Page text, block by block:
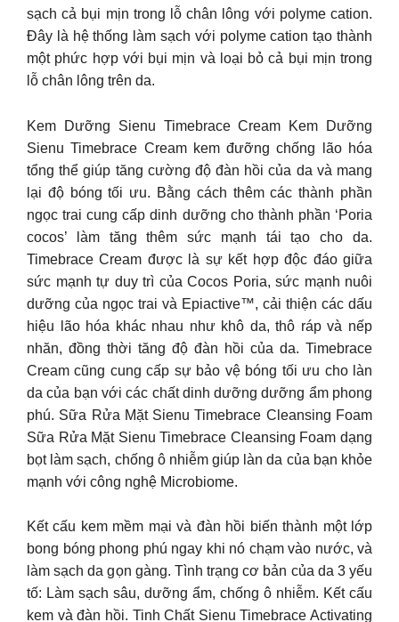
sạch cả bụi mịn trong lỗ chân lông với polyme cation.
Đây là hệ thống làm sạch với polyme cation tạo thành
một phức hợp với bụi mịn và loại bỏ cả bụi mịn trong
lỗ chân lông trên da.
Kem Dưỡng Sienu Timebrace Cream Kem Dưỡng
Sienu Timebrace Cream kem đưỡng chống lão hóa
tổng thể giúp tăng cường độ đàn hồi của da và mang
lại độ bóng tối ưu. Bằng cách thêm các thành phần
ngọc trai cung cấp dinh dưỡng cho thành phần ‘Poria
cocos’ làm tăng thêm sức mạnh tái tạo cho da.
Timebrace Cream được là sự kết hợp độc đáo giữa
sức mạnh tự duy trì của Cocos Poria, sức mạnh nuôi
dưỡng của ngọc trai và Epiactive™, cải thiện các dấu
hiệu lão hóa khác nhau như khô da, thô ráp và nếp
nhăn, đồng thời tăng độ đàn hồi của da. Timebrace
Cream cũng cung cấp sự bảo vệ bóng tối ưu cho làn
da của bạn với các chất dinh dưỡng dưỡng ẩm phong
phú. Sữa Rửa Mặt Sienu Timebrace Cleansing Foam
Sữa Rửa Mặt Sienu Timebrace Cleansing Foam dạng
bọt làm sạch, chống ô nhiễm giúp làn da của bạn khỏe
mạnh với công nghệ Microbiome.
Kết cấu kem mềm mại và đàn hồi biến thành một lớp
bong bóng phong phú ngay khi nó chạm vào nước, và
làm sạch da gọn gàng. Tình trạng cơ bản của da 3 yếu
tố: Làm sạch sâu, dưỡng ẩm, chống ô nhiễm. Kết cấu
kem và đàn hồi. Tinh Chất Sienu Timebrace Activating